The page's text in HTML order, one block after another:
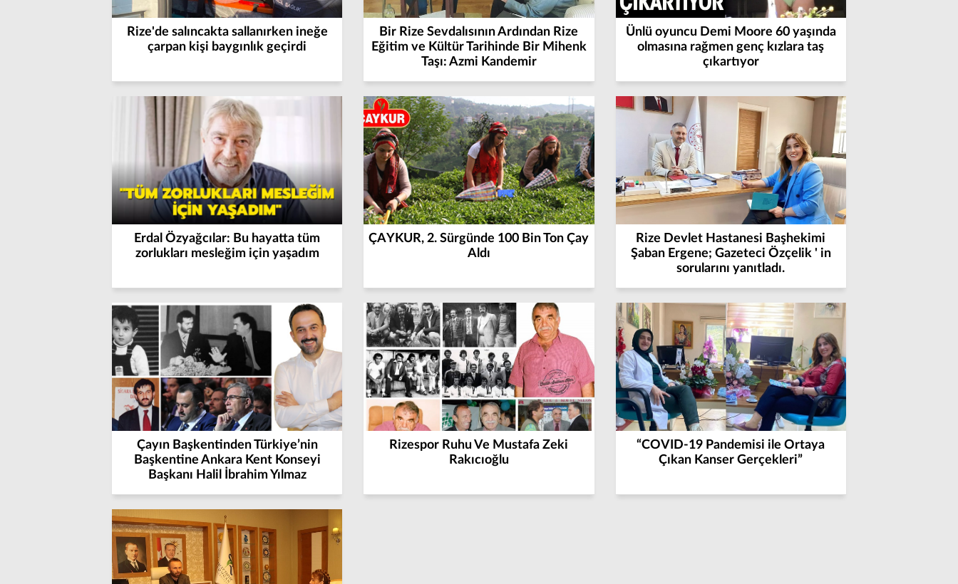
Rize'de salıncakta sallanırken ineğe
çarpan kişi baygınlık geçirdi
Bir Rize Sevdalısının Ardından Rize
Eğitim ve Kültür Tarihinde Bir Mihenk
Taşı: Azmi Kandemir
Ünlü oyuncu Demi Moore 60 yaşında
olmasına rağmen genç kızlara taş
çıkartıyor
Erdal Özyağcılar: Bu hayatta tüm
zorlukları mesleğim için yaşadım
ÇAYKUR, 2. Sürgünde 100 Bin Ton Çay
Aldı
Rize Devlet Hastanesi Başhekimi
Şaban Ergene; Gazeteci Özçelik ' in
sorularını yanıtladı.
Çayın Başkentinden Türkiye’nin
Başkentine Ankara Kent Konseyi
Başkanı Halil İbrahim Yılmaz
Rizespor Ruhu Ve Mustafa Zeki
Rakıcıoğlu
“COVID-19 Pandemisi ile Ortaya
Çıkan Kanser Gerçekleri”